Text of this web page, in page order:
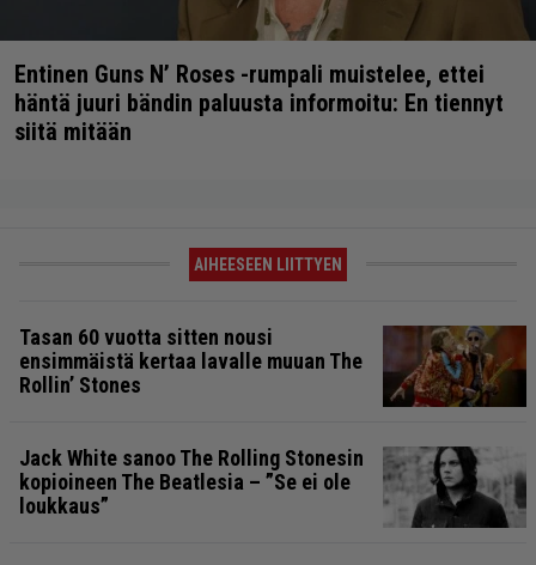
Entinen Guns N’ Roses -rumpali muistelee, ettei
häntä juuri bändin paluusta informoitu: En tiennyt
siitä mitään
AIHEESEEN LIITTYEN
Tasan 60 vuotta sitten nousi
ensimmäistä kertaa lavalle muuan The
Rollin’ Stones
Jack White sanoo The Rolling Stonesin
kopioineen The Beatlesia – ”Se ei ole
loukkaus”